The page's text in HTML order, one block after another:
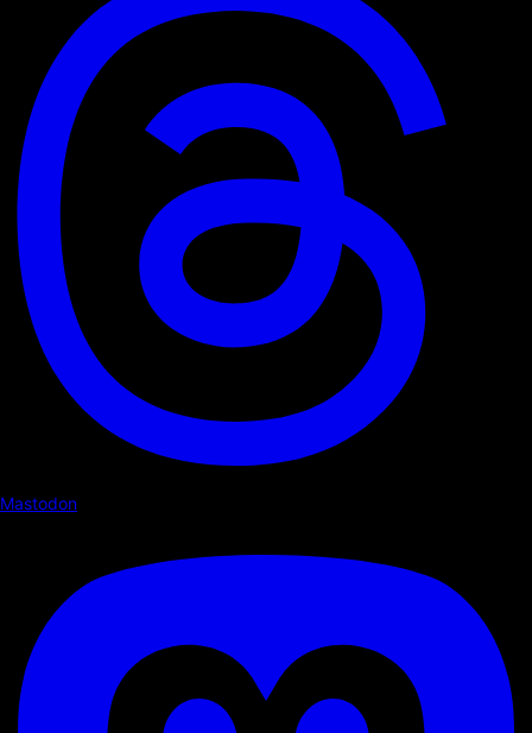
Mastodon